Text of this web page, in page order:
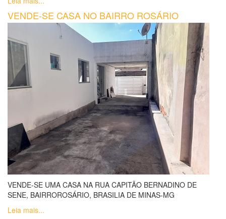
VENDE-SE CASA NO BAIRRO ROSÁRIO
VENDE-SE UMA CASA NA RUA CAPITÃO BERNADINO DE
SENE, BAIRROROSÁRIO, BRASILIA DE MINAS-MG
Leia mais...